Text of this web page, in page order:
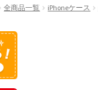
全商品一覧 iPhoneケース